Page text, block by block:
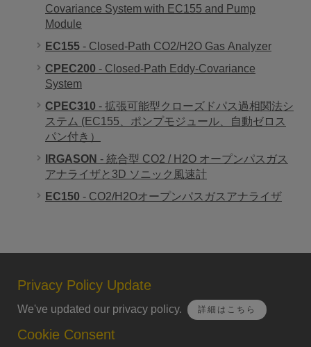
Covariance System with EC155 and Pump
Module
EC155 - Closed-Path CO2/H2O Gas Analyzer
CPEC200 - Closed-Path Eddy-Covariance
System
CPEC310 - 拡張可能型クローズドパス過相関法シ
ステム (EC155、ポンプモジュール、自動ゼロス
パン付き）
IRGASON - 統合型 CO2 / H2O オープンパスガス
アナライザと3D ソニック風速計
EC150 - CO2/H2Oオープンパスガスアナライザ
Privacy Policy Update
We've updated our privacy policy. 詳細はこちら
Cookie Consent